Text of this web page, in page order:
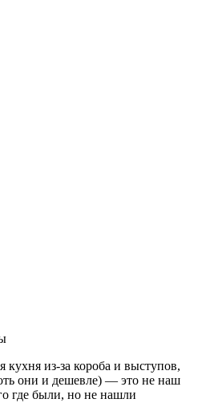
кухня из-за короба и выступов,
они и дешевле) — это не наш
где были, но не нашли